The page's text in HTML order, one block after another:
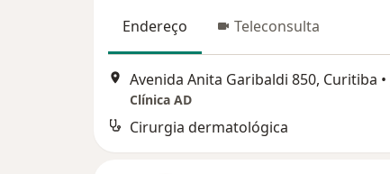
Endereço Teleconsulta
Avenida Anita Garibaldi 850, Curitiba •
Clínica AD
Cirurgia dermatológica